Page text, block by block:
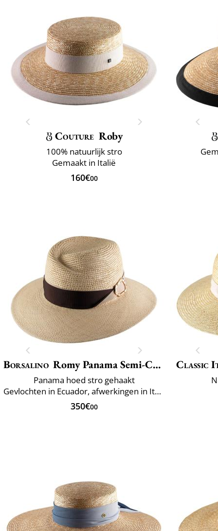
Couture Roby
100% natuurlijk stro
Gemaakt in Italië
160€00
Borsalino Romy Panama Semi-Crochet
Panama hoed stro gehaakt
Gevlochten in Ecuador, afwerkingen in Italië
350€00
Classic